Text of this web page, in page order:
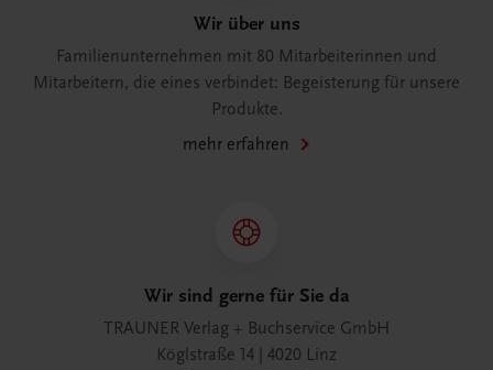
Wir über uns
Familienunternehmen mit 80 Mitarbeiterinnen und
Mitarbeitern, die eines verbindet: Begeisterung für unsere
Produkte.
mehr erfahren
Wir sind gerne für Sie da
TRAUNER Verlag + Buchservice GmbH
Köglstraße 14 | 4020 Linz